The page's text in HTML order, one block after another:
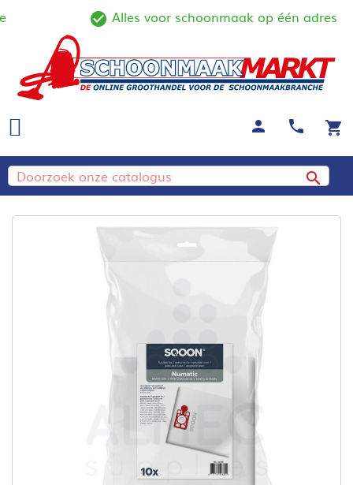
check_circle_outline
Alles voor schoonmaak op één adres
shopping_cart
call
person
